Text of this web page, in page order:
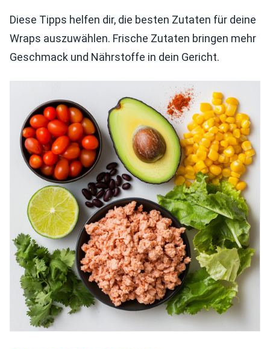
Diese Tipps helfen dir, die besten Zutaten für deine
Wraps auszuwählen. Frische Zutaten bringen mehr
Geschmack und Nährstoffe in dein Gericht.